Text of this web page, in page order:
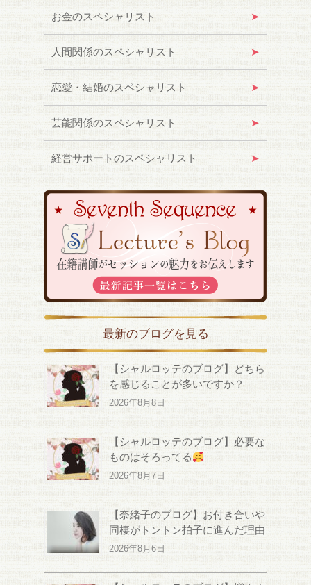
お金のスペシャリスト
人間関係のスペシャリスト
恋愛・結婚のスペシャリスト
芸能関係のスペシャリスト
経営サポートのスペシャリスト
最新のブログを見る
【シャルロッテのブログ】どちら
を感じることが多いですか？
2026年8月8日
【シャルロッテのブログ】必要な
ものはそろってる
2026年8月7日
【奈緒子のブログ】お付き合いや
同棲がトントン拍子に進んだ理由
2026年8月6日